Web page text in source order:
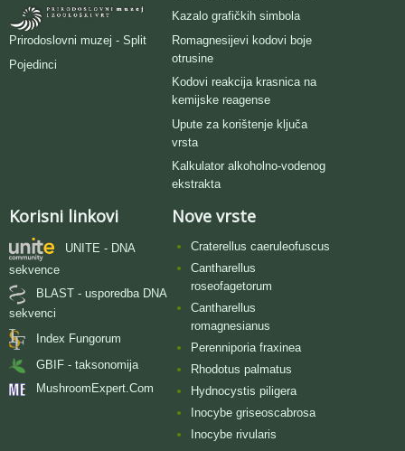
Prirodoslovni muzej - Split
Pojedinci
Kazalo grafičkih simbola
Romagnesijevi kodovi boje
otrusine
Kodovi reakcija krasnica na
kemijske reagense
Upute za korištenje ključa
vrsta
Kalkulator alkoholno-vodenog
ekstrakta
Korisni linkovi
UNITE - DNA
sekvence
BLAST - usporedba DNA
sekvenci
Index Fungorum
GBIF - taksonomija
MushroomExpert.Com
Nove vrste
Craterellus caeruleofuscus
Cantharellus
roseofagetorum
Cantharellus
romagnesianus
Perenniporia fraxinea
Rhodotus palmatus
Hydnocystis piligera
Inocybe griseoscabrosa
Inocybe rivularis